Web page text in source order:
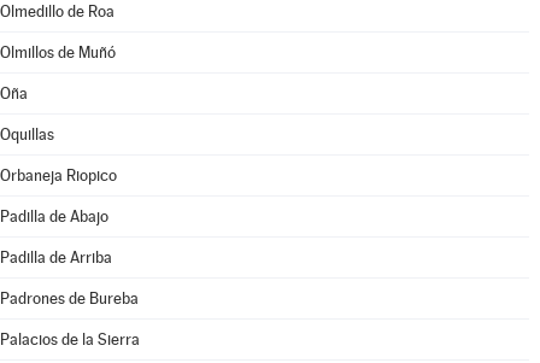
Olmedillo de Roa
Olmillos de Muñó
Oña
Oquillas
Orbaneja Riopico
Padilla de Abajo
Padilla de Arriba
Padrones de Bureba
Palacios de la Sierra